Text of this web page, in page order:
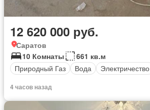
12 620 000 руб.
Саратов
10 Комнаты
661 кв.м
Природный Газ
Вода Электричество
4 часов назад